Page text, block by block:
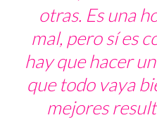
otras. Es una
mal, pero sí es
hay que hacer
que todo vaya
mejores